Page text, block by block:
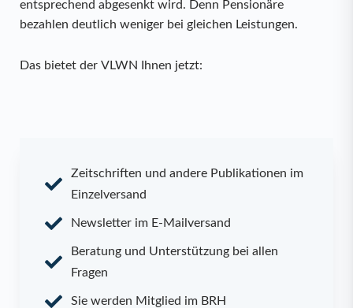
entsprechend abgesenkt wird. Denn Pensionäre
bezahlen deutlich weniger bei gleichen Leistungen.
Das bietet der VLWN Ihnen jetzt:
Zeitschriften und andere Publikationen im
Einzelversand
Newsletter im E-Mailversand
Beratung und Unterstützung bei allen
Fragen
Sie werden Mitglied im BRH